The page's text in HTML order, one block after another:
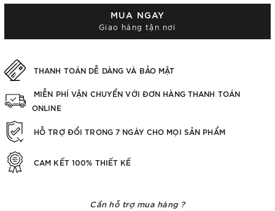
MUA NGAY
Giao hàng tận nơi
THANH TOÁN DỄ DÀNG VÀ BẢO MẬT
MIỄN PHÍ VẬN CHUYỂN VỚI ĐƠN HÀNG THANH TOÁN
ONLINE
HỖ TRỢ ĐỔI TRONG 7 NGÀY CHO MỌI SẢN PHẨM
CAM KẾT 100% THIẾT KẾ
Cần hỗ trợ mua hàng ?